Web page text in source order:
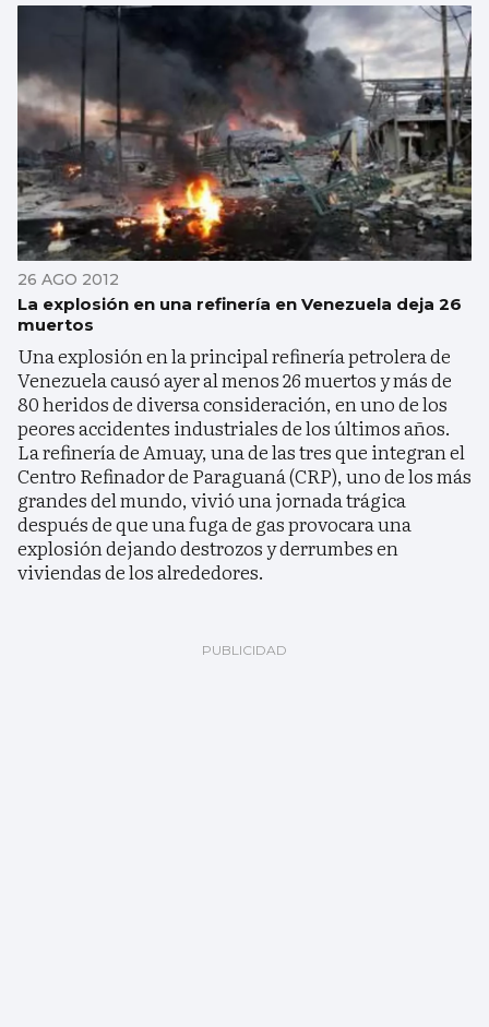
26 AGO 2012
La explosión en una refinería en Venezuela deja 26
muertos
Una explosión en la principal refinería petrolera de
Venezuela causó ayer al menos 26 muertos y más de
80 heridos de diversa consideración, en uno de los
peores accidentes industriales de los últimos años.
La refinería de Amuay, una de las tres que integran el
Centro Refinador de Paraguaná (CRP), uno de los más
grandes del mundo, vivió una jornada trágica
después de que una fuga de gas provocara una
explosión dejando destrozos y derrumbes en
viviendas de los alrededores.